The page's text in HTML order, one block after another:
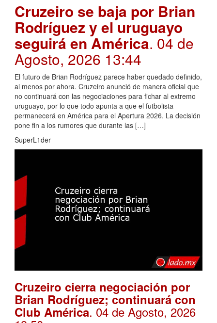
Cruzeiro se baja por Brian
Rodríguez y el uruguayo
seguirá en América. 04 de
Agosto, 2026 13:44
El futuro de Brian Rodríguez parece haber quedado definido,
al menos por ahora. Cruzeiro anunció de manera oficial que
no continuará con las negociaciones para fichar al extremo
uruguayo, por lo que todo apunta a que el futbolista
permanecerá en América para el Apertura 2026. La decisión
pone fin a los rumores que durante las […]
SuperL1der
Cruzeiro cierra negociación por
Brian Rodríguez; continuará con
Club América. 04 de Agosto, 2026